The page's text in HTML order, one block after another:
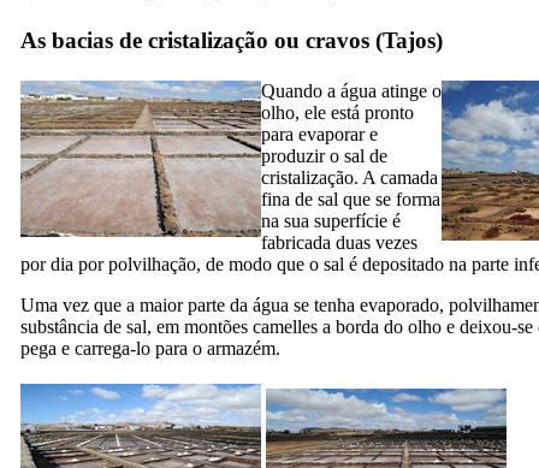
As bacias de cristalização ou cravos (Tajos)
Quando a água atinge o
olho, ele está pronto
para evaporar e
produzir o sal de
cristalização. A camada
fina de sal que se forma
na sua superfície é
fabricada duas vezes
por dia por polvilhação, de modo que o sal é depositado na parte
Uma vez que a maior parte da água se tenha evaporado,
substância de sal, em montões camelles a borda do olho e deixou-se
pega e carrega-lo para o armazém.